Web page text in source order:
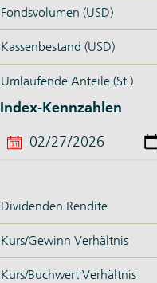
Fondsvolumen (USD)
Kassenbestand (USD)
Umlaufende Anteile (St.)
Index-Kennzahlen
Dividenden Rendite
Kurs/Gewinn Verhältnis
Kurs/Buchwert Verhältnis